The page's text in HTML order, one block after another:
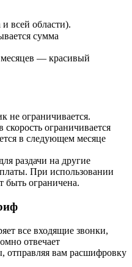
всей области).
сумма
— красивый
не ограничивается.
ограничивается
в следующем месяце
раздачи на другие
При использовании
быть ограничена.
все входящие звонки,
отвечает
отправляя вам расшифровку